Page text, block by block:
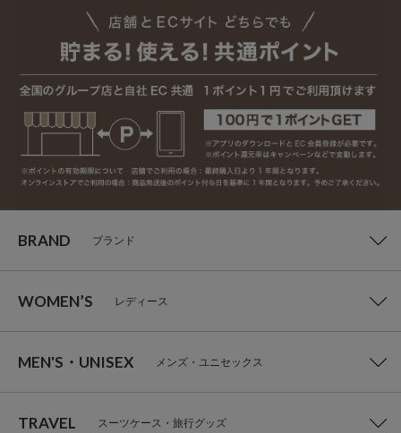
BRAND ブランド
WOMEN’S レディース
MEN'S・UNISEX メンズ・ユニセックス
TRAVEL スーツケース・旅行グッズ